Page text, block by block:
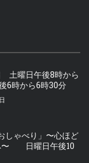
土曜日午後8時から
時から6時30分
しゃべり」〜心ほど
〜 日曜日午後10